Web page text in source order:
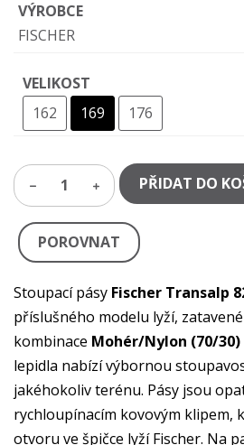
VÝROBCE
FISCHER
VELIKOST
162
169 176
1 PŘIDAT DO
POROVNAT
Stoupací pásy Fischer Transalp
příslušného modelu lyží,
kombinace Mohér/Nylon (70/30)
lepidla nabízí výbornou
jakéhokoliv terénu. Pásy jsou
rychloupínacím kovovým klipem,
otvoru ve špičce lyží Fischer. Na